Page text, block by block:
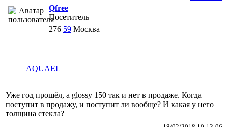
Qfree
Посетитель
276 59 Москва
AQUAEL
Уже год прошёл, а glossy 150 так и нет в продаже. Когда
поступит в продажу, и поступит ли вообще? И какая у него
толщина стекла?